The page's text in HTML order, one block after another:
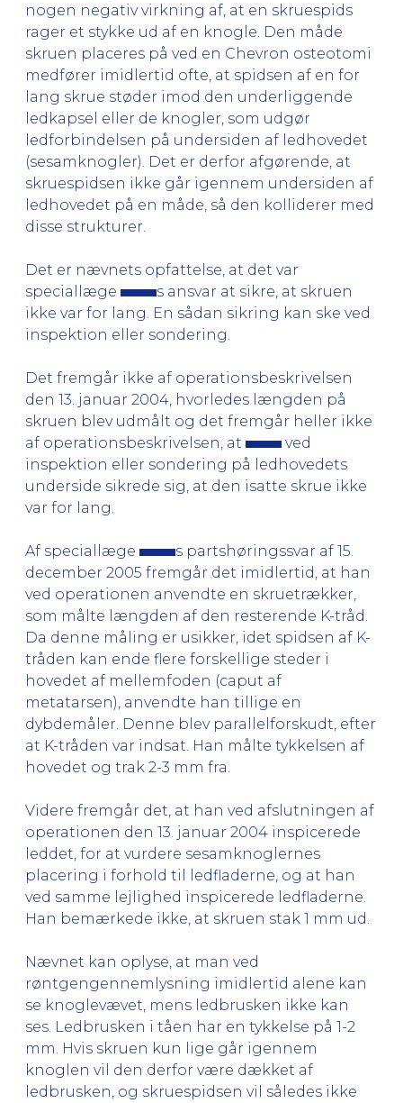
nogen negativ virkning af, at en skruespids
rager et stykke ud af en knogle. Den måde
skruen placeres på ved en Chevron osteotomi
medfører imidlertid ofte, at spidsen af en for
lang skrue støder imod den underliggende
ledkapsel eller de knogler, som udgør
ledforbindelsen på undersiden af ledhovedet
(sesamknogler). Det er derfor afgørende, at
skruespidsen ikke går igennem undersiden af
ledhovedet på en måde, så den kolliderer med
disse strukturer.
Det er nævnets opfattelse, at det var
speciallæge
s ansvar at sikre, at skruen
ikke var for lang. En sådan sikring kan ske ved
inspektion eller sondering.
Det fremgår ikke af operationsbeskrivelsen
den 13. januar 2004, hvorledes længden på
skruen blev udmålt og det fremgår heller ikke
af operationsbeskrivelsen, at
ved
inspektion eller sondering på ledhovedets
underside sikrede sig, at den isatte skrue ikke
var for lang.
Af speciallæge
s partshøringssvar af 15.
december 2005 fremgår det imidlertid, at han
ved operationen anvendte en skruetrækker,
som målte længden af den resterende K-tråd.
Da denne måling er usikker, idet spidsen af K-
tråden kan ende flere forskellige steder i
hovedet af mellemfoden (caput af
metatarsen), anvendte han tillige en
dybdemåler. Denne blev parallelforskudt, efter
at K-tråden var indsat. Han målte tykkelsen af
hovedet og trak 2-3 mm fra.
Videre fremgår det, at han ved afslutningen af
operationen den 13. januar 2004 inspicerede
leddet, for at vurdere sesamknoglernes
placering i forhold til ledfladerne, og at han
ved samme lejlighed inspicerede ledfladerne.
Han bemærkede ikke, at skruen stak 1 mm ud.
Nævnet kan oplyse, at man ved
røntgengennemlysning imidlertid alene kan
se knoglevævet, mens ledbrusken ikke kan
ses. Ledbrusken i tåen har en tykkelse på 1-2
mm. Hvis skruen kun lige går igennem
knoglen vil den derfor være dækket af
ledbrusken, og skruespidsen vil således ikke